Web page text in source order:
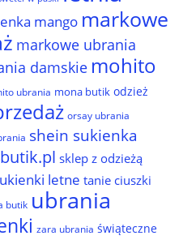
mango markowe
markowe ubrania
damskie mohito
ubrania mona butik odzież
orsay ubrania
shein sukienka
sklep z odzieżą
letne tanie ciuszki
butik ubrania
zara ubrania świąteczne